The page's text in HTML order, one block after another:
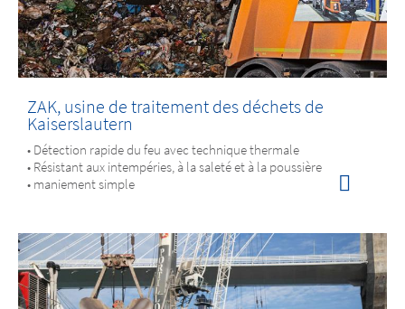
ZAK, usine de traitement des déchets de
Kaiserslautern
• Détection rapide du feu avec technique thermale
• Résistant aux intempéries, à la saleté et à la poussière
• maniement simple